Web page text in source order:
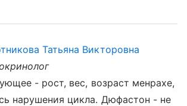
Татьяна Викторовна
- рост, вес, возраст менрахе,
нарушения цикла. Дюфастон - не